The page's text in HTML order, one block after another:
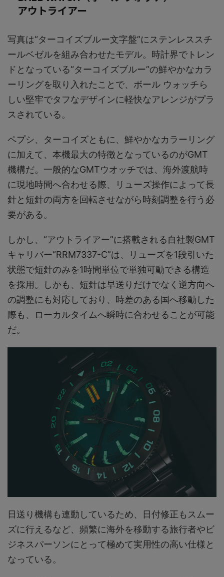
アウトライアー
写真は“ターコイズブルー文字盤”にステンレススチ
ールベゼルを組み合わせたモデル。時計界でトレン
ドとなっている“ターコイズブルー”の鮮やかなカラ
ーリングを取り入れたことで、ボール ウォッチら
しい堅牢でタフなデザインに軽快なアレンジがプラ
スされている。
ペプシ、ターコイズともに、鮮やかなカラーリング
に加えて、本機最大の特徴となっているのがGMT
機構だ。一般的なGMTウオッチでは、海外渡航時
に現地時間へ合わせる際、リューズ操作によって長
針と短針の両方を回転させながら時刻調整を行う必
要がある。
しかし、“アウトライアー”に搭載される自社製GMT
キャリバー“RRM7337-C”は、リューズを1段引いた
状態で短針のみを1時間単位で単独可動できる構造
を採用。しかも、短針は早送りだけでなく逆方向へ
の調整にも対応しており、時差のある国へ移動した
際も、ローカルタイムへ瞬時に合わせることが可能
だ。
日送り機構も連動しているため、日付修正もスムー
ズに行えるなど、頻繁に海外を移動する旅行者やビ
ジネスパーソンにとって極めて実用性の高い仕様と
なっている。